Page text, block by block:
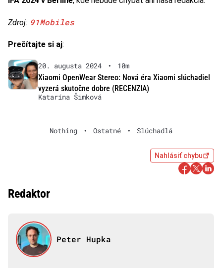
Zdroj: 91Mobiles
Prečítajte si aj:
20. augusta 2024 •
10m
Xiaomi OpenWear Stereo: Nová éra Xiaomi slúchadiel
vyzerá skutočne dobre (RECENZIA)
Katarína Šimková
Nothing • Ostatné • Slúchadlá
Nahlásiť chybu
Redaktor
Peter Hupka